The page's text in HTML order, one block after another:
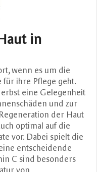
in
wenn es um die
für ihre Pflege geht.
eine Gelegenheit
und zur
der Haut
optimal auf die
vor. Dabei spielt die
entscheidende
C sind besonders
von